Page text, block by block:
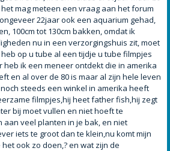
mag meteen een vraag aan het forum
22jaar ook een aquarium gehad,
100cm tot 130cm bakken, omdat ik
nu in een verzorgingshuis zit, moet
op u tube al een tijdje u tube filmpjes
heb ik een meneer ontdekt die in amerika
en al over de 80 is maar al zijn hele leven
steeds een winkel in amerika heeft
filmpjes,hij heet father fish,hij zegt
bij moet vullen en niet hoeft te
aan veel planten in je bak, en niet
iets te groot dan te klein,nu komt mijn
ook zo doen,? en wat zijn de